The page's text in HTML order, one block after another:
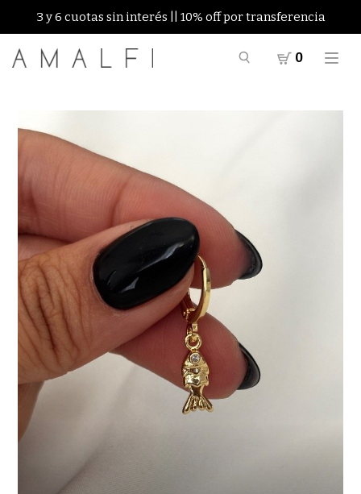
3 y 6 cuotas sin interés || 10% off por transferencia
0